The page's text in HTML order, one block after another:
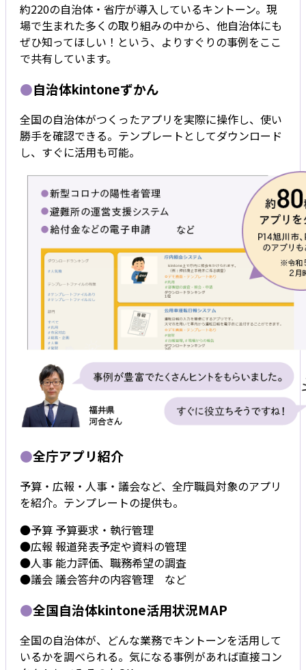
約220の自治体・省庁が導入しているキントーン。現
場で生まれた多くの取り組みの中から、他自治体にも
ぜひ知ってほしい！という、よりすぐりの事例をここ
で共有しています。
●自治体kintoneずかん
全国の自治体がつくったアプリを実際に操作し、使い
勝手を確認できる。テンプレートとしてダウンロード
し、すぐに活用も可能。
●全庁アプリ紹介
予算・広報・人事・議会など、全庁職員対象のアプリ
を紹介。テンプレートの提供も。
●予算 予算要求・執行管理
●広報 報道発表予定や資料の管理
●人事 能力評価、職務希望の調査
●議会 議会答弁の内容管理 など
●全国自治体kintone活用状況MAP
全国の自治体が、どんな業務でキントーンを活用して
いるかを調べられる。気になる事例があれば直接コン